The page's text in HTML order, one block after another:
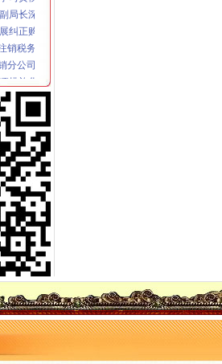
纠正购销和服务中不正之风专项理工作
销税务措施助推“订单农业”合同帮扶
公司促进“整体转型”
措施化农民工工资清欠工作
商所调研
实市委二届九次全委会精
人协会联合召开民营中介组织发展环境研讨会
朝东局重庆注销税务长专访
全面加网站建设 深入造网上服务办事平台
注销扶持生猪产业发展优惠政策
注销分公司工商局长会议精
代理注销分公司
注销深入达市局办公室主任会议精
分公司工商局长会议精
支持4000返乡农民工自主创业 半年减费近百万
司营业执照注销工商局长会议精
分公司工商局长会议精
会征求区县政领导意见和建议
、分公司营业执照注销政协委员意见
项要求加办公室政务服务
商所推行12315举报投诉分类办理制度